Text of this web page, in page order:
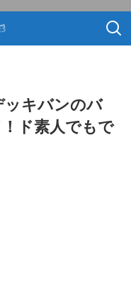
ッキバンのバ
ド素人でもで